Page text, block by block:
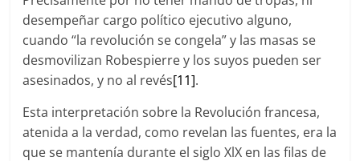
desempeñar cargo político ejecutivo alguno,
cuando “la revolución se congela” y las masas se
desmovilizan Robespierre y los suyos pueden ser
asesinados, y no al revés[11].
Esta interpretación sobre la Revolución francesa,
atenida a la verdad, como revelan las fuentes, era la
que se mantenía durante el siglo XlX en las filas de